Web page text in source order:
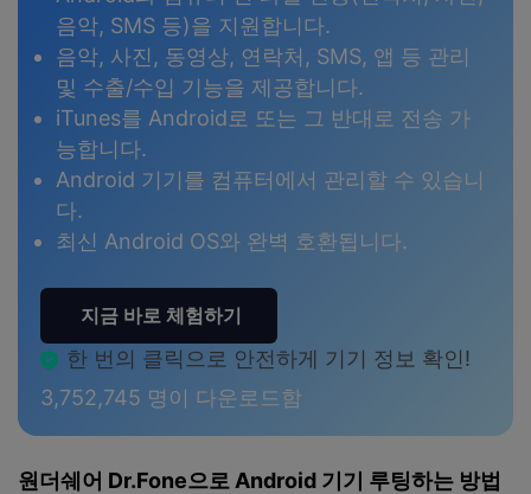
음악, SMS 등)을 지원합니다.
음악, 사진, 동영상, 연락처, SMS, 앱 등 관리
및 수출/수입 기능을 제공합니다.
iTunes를 Android로 또는 그 반대로 전송 가
능합니다.
Android 기기를 컴퓨터에서 관리할 수 있습니
다.
최신 Android OS와 완벽 호환됩니다.
지금 바로 체험하기
한 번의 클릭으로 안전하게 기기 정보 확인!
3,752,745 명이 다운로드함
원더쉐어 Dr.Fone으로 Android 기기 루팅하는 방법